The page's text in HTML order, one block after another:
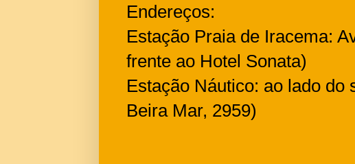
Endereços:
Estação Praia de Iracema:
frente ao Hotel Sonata)
Estação Náutico: ao lado do
Beira Mar, 2959)